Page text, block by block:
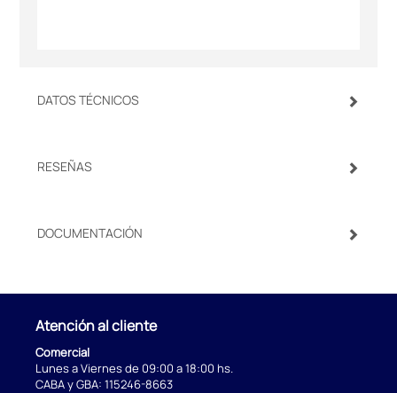
DATOS TÉCNICOS
RESEÑAS
DOCUMENTACIÓN
Atención al cliente
Comercial
Lunes a Viernes de 09:00 a 18:00 hs.
CABA y GBA: 115246-8663